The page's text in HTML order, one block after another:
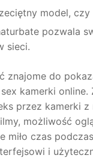
model,
pozwala
sieci.
znajome do
kamerki
przez kamerki
możliwość
czas
i